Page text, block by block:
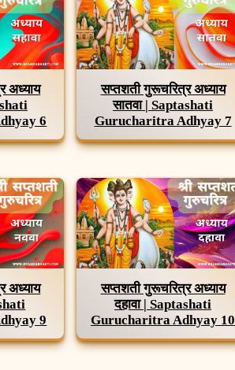
अध्याय
6
सप्तशती गुरूचरित्र अध्याय
सातवा | Saptashati
Gurucharitra Adhyay 7
अध्याय
9
सप्तशती गुरूचरित्र अध्याय
दहावा | Saptashati
Gurucharitra Adhyay 10